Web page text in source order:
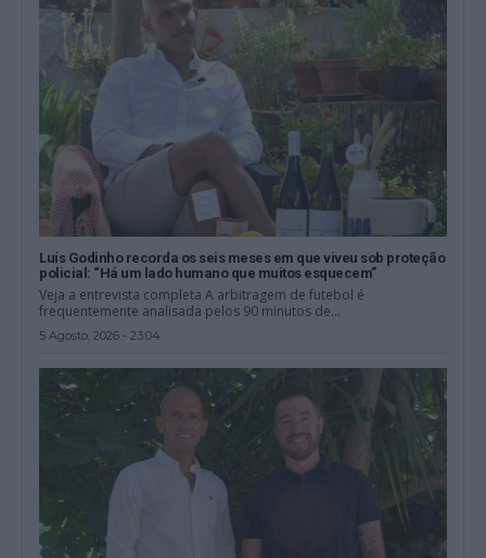
Luís Godinho recorda os seis meses em que viveu sob proteção
policial: “Há um lado humano que muitos esquecem”
Veja a entrevista completa A arbitragem de futebol é
frequentemente analisada pelos 90 minutos de...
5 Agosto, 2026 - 23:04